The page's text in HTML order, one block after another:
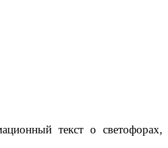
текст о светофорах,